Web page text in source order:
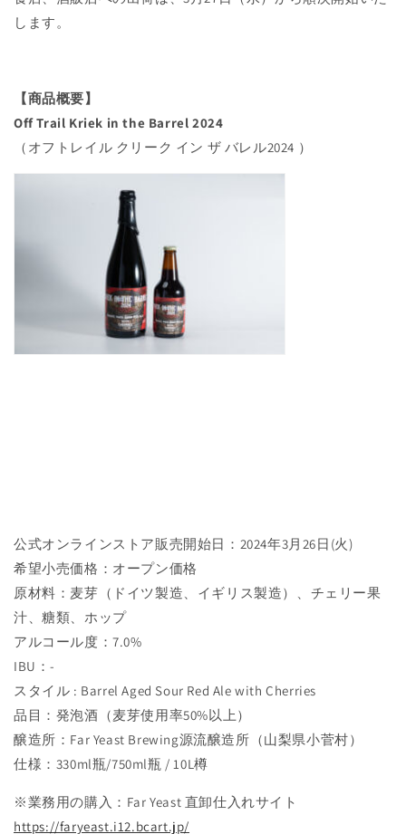
します。
【商品概要】
Off Trail Kriek in the Barrel 2024
（オフトレイル クリーク イン ザ バレル2024 ）
公式オンラインストア販売開始日：2024年3月26日(火)
希望小売価格：オープン価格
原材料： 麦芽（ドイツ製造、イギリス製造）、チェリー果
汁、糖類、ホップ
アルコール度：7.0%
IBU：-
スタイル : Barrel Aged Sour Red Ale with Cherries
品目：発泡酒（麦芽使用率50%以上）
醸造所：Far Yeast Brewing源流醸造所（山梨県小菅村）
仕様： 330ml瓶/750ml瓶 / 10L樽
※業務用の購入：Far Yeast 直卸仕入れサイト
https://faryeast.i12.bcart.jp/